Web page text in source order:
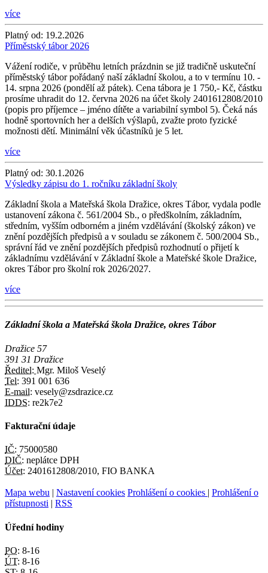
více
Platný od: 19.2.2026
Příměstský tábor 2026
Vážení rodiče, v průběhu letních prázdnin se již tradičně uskuteční
příměstský tábor pořádaný naší základní školou, a to v termínu 10. -
14. srpna 2026 (pondělí až pátek). Cena tábora je 1 750,- Kč, částku
prosíme uhradit do 12. června 2026 na účet školy 2401612808/2010
(popis pro příjemce – jméno dítěte a variabilní symbol 5). Čeká nás
hodně sportovních her a delších výšlapů, zvažte proto fyzické
možnosti dětí. Minimální věk účastníků je 5 let.
více
Platný od: 30.1.2026
Výsledky zápisu do 1. ročníku základní školy
Základní škola a Mateřská škola Dražice, okres Tábor, vydala podle
ustanovení zákona č. 561/2004 Sb., o předškolním, základním,
středním, vyšším odborném a jiném vzdělávání (školský zákon) ve
znění pozdějších předpisů a v souladu se zákonem č. 500/2004 Sb.,
správní řád ve znění pozdějších předpisů rozhodnutí o přijetí k
základnímu vzdělávání v Základní škole a Mateřské škole Dražice,
okres Tábor pro školní rok 2026/2027.
více
Základní škola a Mateřská škola Dražice, okres Tábor
Dražice 57
391 31 Dražice
Ředitel: Mgr. Miloš Veselý
Tel: 391 001 636
E-mail: vesely@zsdrazice.cz
IDDS: re2k7e2
Fakturační údaje
IČ: 75000580
DIČ: neplátce DPH
Účet: 2401612808/2010, FIO BANKA
Mapa webu | Nastavení cookies Prohlášení o cookies | Prohlášení o
přístupnosti | RSS
Úřední hodiny
PO: 8-16
ÚT: 8-16